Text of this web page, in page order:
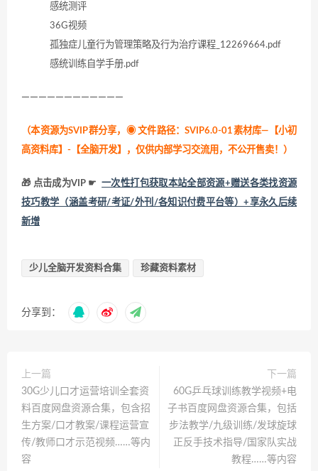
感统测评
36G视频
孤独症儿童行为管理策略及行为治疗课程_12269664.pdf
感统训练自学手册.pdf
————————————
（本资源为SVIP群分享， ◉ 文件路径：SVIP6.0-01素材库—【小初
高资料库】-【全脑开发】，仅供内部学习交流用，不公开售卖！ ）
🎁 点击成为VIP ☛ 一次性打包获取本站全部资源+赠送各类找资源
技巧教学（涵盖考研/考证/外刊/各知识付费平台等）+享永久后续
新增
少儿全脑开发资料合集 珍藏资料素材
分享到：
上一篇
30G少儿口才运营培训全套资
料百度网盘资源合集，包含招
生方案/口才教案/课程运营宣
传/教师口才示范视频……等内
容
下一篇
60G乒乓球训练教学视频+电
子书百度网盘资源合集，包括
步法教学/九级训练/发球旋球
正反手技术指导/国家队实战
教程……等内容